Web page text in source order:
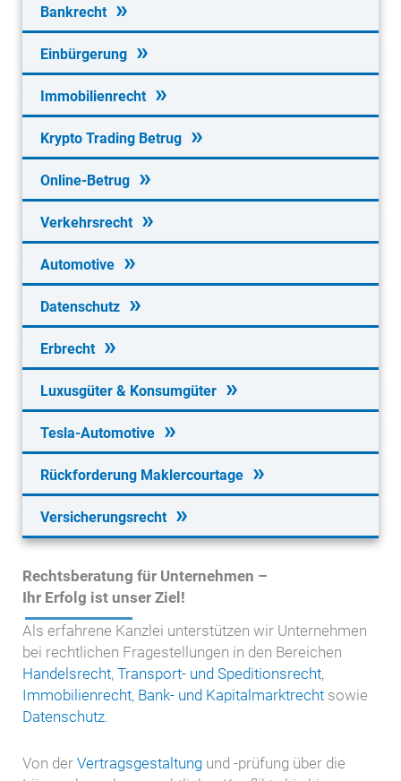
Bankrecht
Einbürgerung
Immobilienrecht
Krypto Trading Betrug
Online-Betrug
Verkehrsrecht
Automotive
Datenschutz
Erbrecht
Luxusgüter & Konsumgüter
Tesla-Automotive
Rückforderung Maklercourtage
Versicherungsrecht
Rechtsberatung für Unternehmen –
Ihr Erfolg ist unser Ziel!
Als erfahrene Kanzlei unterstützen wir Unternehmen
bei rechtlichen Fragestellungen in den Bereichen
Handelsrecht, Transport- und Speditionsrecht,
Immobilienrecht, Bank- und Kapitalmarktrecht sowie
Datenschutz.
Von der Vertragsgestaltung und -prüfung über die